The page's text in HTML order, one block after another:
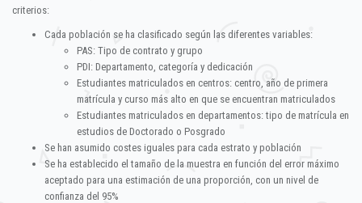
criterios:
Cada población se ha clasificado según las diferentes variables:
PAS: Tipo de contrato y grupo
PDI: Departamento, categoría y dedicación
Estudiantes matriculados en centros: centro, año de primera
matrícula y curso más alto en que se encuentran matriculados
Estudiantes matriculados en departamentos: tipo de matrícula en
estudios de Doctorado o Posgrado
Se han asumido costes iguales para cada estrato y población
Se ha establecido el tamaño de la muestra en función del error máximo
aceptado para una estimación de una proporción, con un nivel de
confianza del 95%